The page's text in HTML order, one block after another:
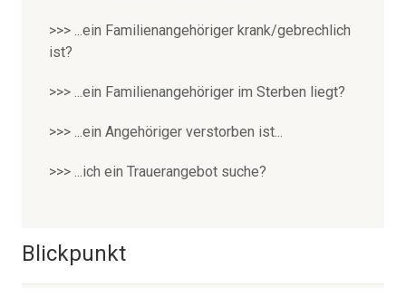
>>> ...ein Familienangehöriger krank/gebrechlich
ist?
>>> ...ein Familienangehöriger im Sterben liegt?
>>> ...ein Angehöriger verstorben ist...
>>> ...ich ein Trauerangebot suche?
Blickpunkt